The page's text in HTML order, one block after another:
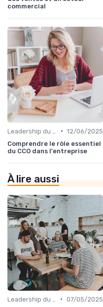
commercial​
• 12/06/2025
Comprendre le rôle essentiel
du CCO dans l'entreprise
À lire aussi
• 07/05/2025